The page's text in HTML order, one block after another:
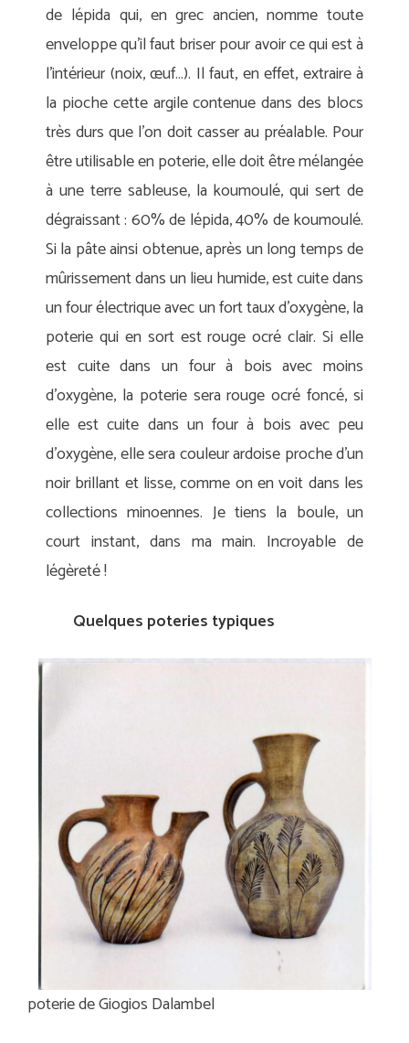
de lépida qui, en grec ancien, nomme toute
enveloppe qu’il faut briser pour avoir ce qui est à
l’intérieur (noix, œuf…). Il faut, en effet, extraire à
la pioche cette argile contenue dans des blocs
très durs que l’on doit casser au préalable. Pour
être utilisable en poterie, elle doit être mélangée
à une terre sableuse, la koumoulé, qui sert de
dégraissant : 60% de lépida, 40% de koumoulé.
Si la pâte ainsi obtenue, après un long temps de
mûrissement dans un lieu humide, est cuite dans
un four électrique avec un fort taux d’oxygène, la
poterie qui en sort est rouge ocré clair. Si elle
est cuite dans un four à bois avec moins
d’oxygène, la poterie sera rouge ocré foncé, si
elle est cuite dans un four à bois avec peu
d’oxygène, elle sera couleur ardoise proche d’un
noir brillant et lisse, comme on en voit dans les
collections minoennes. Je tiens la boule, un
court instant, dans ma main. Incroyable de
légèreté !
Quelques poteries typiques
poterie de Giogios Dalambel